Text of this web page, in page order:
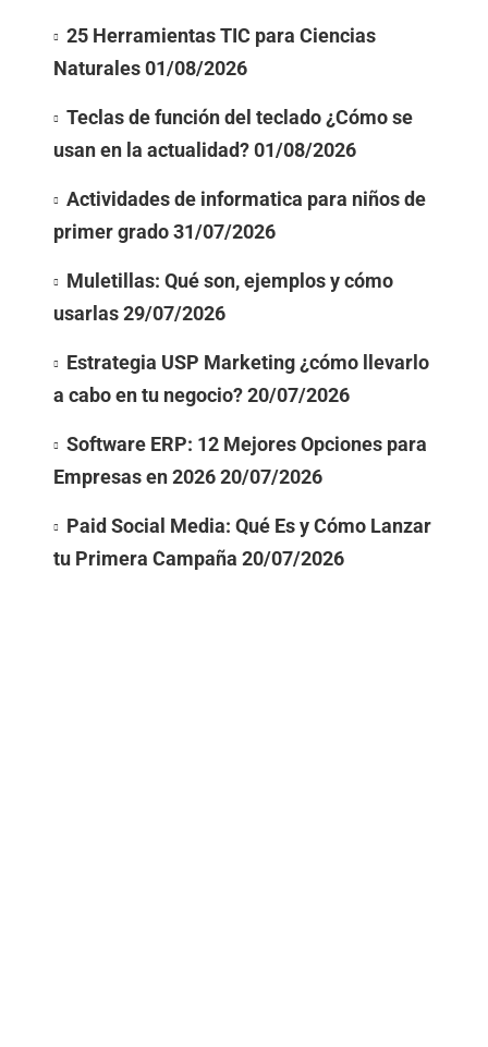
25 Herramientas TIC para Ciencias
Naturales01/08/2026
Teclas de función del teclado ¿Cómo se
usan en la actualidad?01/08/2026
Actividades de informatica para niños de
primer grado31/07/2026
Muletillas: Qué son, ejemplos y cómo
usarlas29/07/2026
Estrategia USP Marketing ¿cómo llevarlo
a cabo en tu negocio?20/07/2026
Software ERP: 12 Mejores Opciones para
Empresas en 202620/07/2026
Paid Social Media: Qué Es y Cómo Lanzar
tu Primera Campaña 20/07/2026